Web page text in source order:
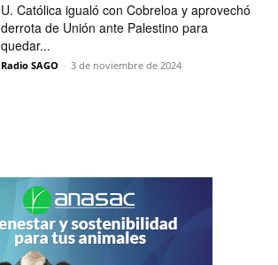
U. Católica igualó con Cobreloa y aprovechó
derrota de Unión ante Palestino para
quedar...
Radio SAGO - 3 de noviembre de 2024